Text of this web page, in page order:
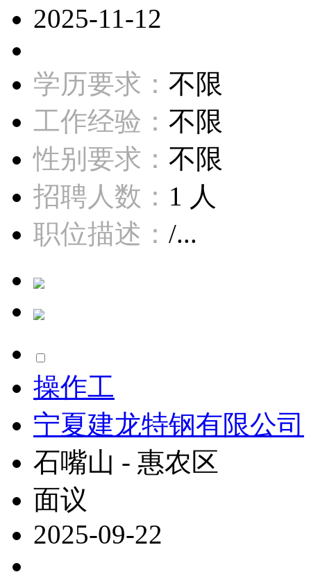
2025-11-12
学历要求： 不限
工作经验： 不限
性别要求： 不限
招聘人数： 1 人
职位描述： /...
操作工
宁夏建龙特钢有限公司
石嘴山 - 惠农区
面议
2025-09-22